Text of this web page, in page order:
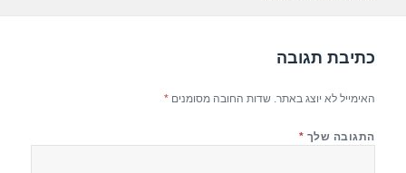
כתיבת תגובה
האימייל לא יוצג באתר. שדות החובה מסומנים*
התגובה שלך *